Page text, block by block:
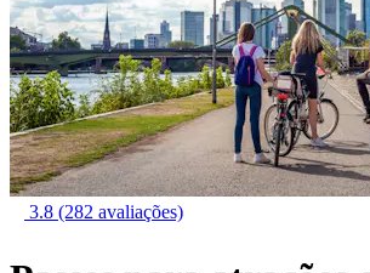
3.8 (282 avaliações)